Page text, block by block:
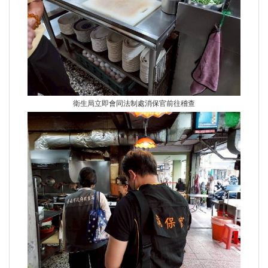
衛生局立即會同法制處消保官前往稽查